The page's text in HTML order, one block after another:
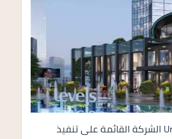
قامت شركة اوربن لينز للاستثمار والتطوير العقاري Urbnlanes Development الشركة القائمة على تنفيذ